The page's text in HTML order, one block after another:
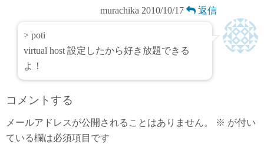
murachika 2010/10/17 返信
> poti
virtual host 設定したから好き放題できる
よ！
コメントする
メールアドレスが公開されることはありません。 ※ が付い
ている欄は必須項目です